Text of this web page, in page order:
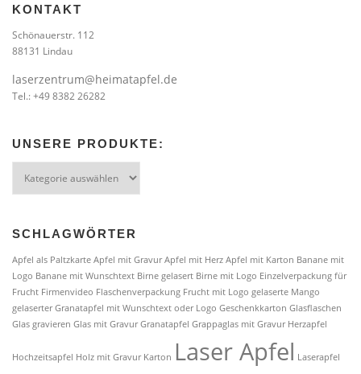
KONTAKT
Schönauerstr. 112
88131 Lindau
laserzentrum@heimatapfel.de
Tel.: +49 8382 26282
UNSERE PRODUKTE:
Produkte:
SCHLAGWÖRTER
Apfel als Paltzkarte Apfel mit Gravur Apfel mit Herz Apfel mit Karton Banane mit
Logo Banane mit Wunschtext Birne gelasert Birne mit Logo Einzelverpackung für
Frucht Firmenvideo Flaschenverpackung Frucht mit Logo gelaserte Mango
gelaserter Granatapfel mit Wunschtext oder Logo Geschenkkarton Glasflaschen
Glas gravieren Glas mit Gravur Granatapfel Grappaglas mit Gravur Herzapfel
Hochzeitsapfel Holz mit Gravur Karton Laser Apfel Laserapfel